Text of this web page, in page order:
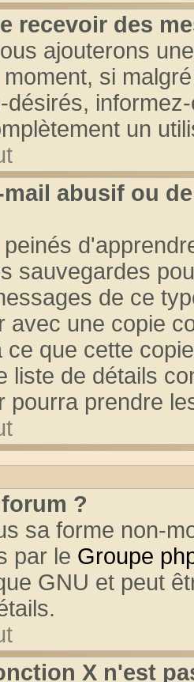
recevoir des
ajouterons
si
désirés,
un
abusif ou
sauvegardes
de ce
avec une copie
ce que cette
liste de détails
pourra prendre
?
sa forme non-
par le Groupe
GNU et peut
X n'est